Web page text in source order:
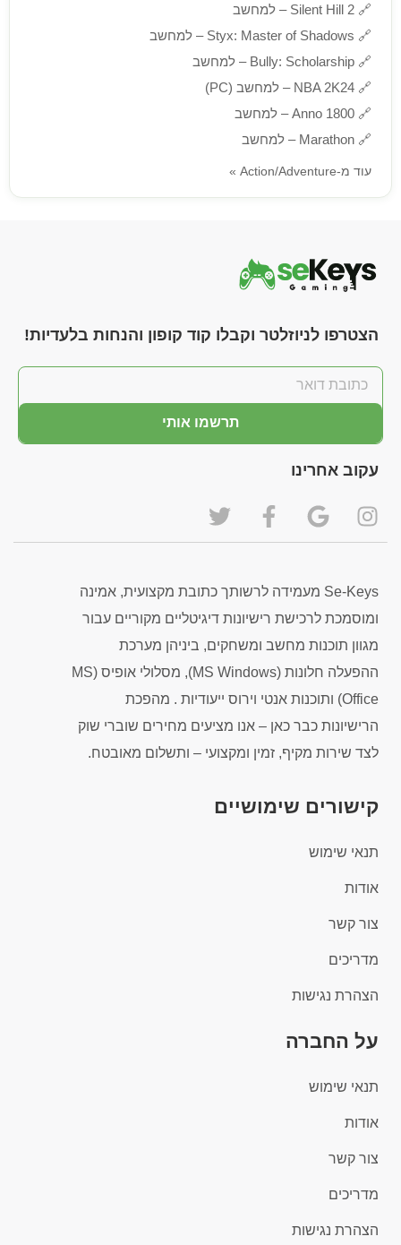
🔗 Silent Hill 2 – למחשב
🔗 Styx: Master of Shadows – למחשב
🔗 Bully: Scholarship – למחשב
🔗 NBA 2K24 – למחשב (PC)
🔗 Anno 1800 – למחשב
🔗 Marathon – למחשב
עוד מ-Action/Adventure »
הצטרפו לניוזלטר וקבלו קוד קופון והנחות בלעדיות!
תרשמו אותי
עקוב אחרינו
Se-Keys מעמידה לרשותך כתובת מקצועית, אמינה
ומוסמכת לרכישת רישיונות דיגיטליים מקוריים עבור
מגוון תוכנות מחשב ומשחקים, ביניהן מערכת
ההפעלה חלונות (MS Windows), מסלולי אופיס (MS
Office) ותוכנות אנטי וירוס ייעודיות . מהפכת
הרישיונות כבר כאן – אנו מציעים מחירים שוברי שוק
לצד שירות מקיף, זמין ומקצועי – ותשלום מאובטח.
קישורים שימושיים
תנאי שימוש
אודות
צור קשר
מדריכים
הצהרת נגישות
על החברה
תנאי שימוש
אודות
צור קשר
מדריכים
הצהרת נגישות